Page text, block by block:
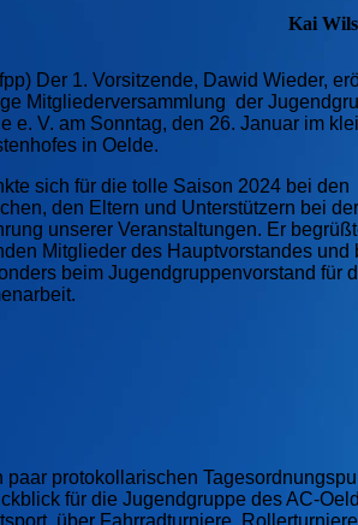
Kai
Der 1. Vorsitzende, Dawid Wieder,
Mitgliederversammlung der
e. V. am Sonntag, den 26. Januar im
in Oelde.
sich für die tolle Saison 2024 bei den
den Eltern und Unterstützern bei der
unserer Veranstaltungen. Er
Mitglieder des Hauptvorstandes und
beim Jugendgruppenvorstand für
paar protokollarischen
für die Jugendgruppe des AC-